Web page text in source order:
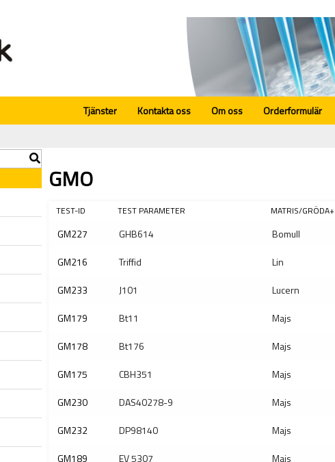
Tjänster Kontakta oss Om oss Orderformulär
GMO
TEST-ID TEST PARAMETER MATRIS/GRÖDA+
GM227 GHB614 Bomull
GM216
Triffid Lin
GM233
J101 Lucern
GM179
Bt11 Majs
GM178
Bt176 Majs
GM175
CBH351 Majs
GM230
DAS40278-9 Majs
GM232
DP98140 Majs
GM189
EV 5307 Majs